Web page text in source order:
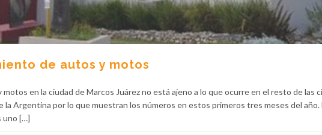
de autos y motos
en la ciudad de Marcos Juárez no está ajeno a lo que ocurre en el resto de las
la Argentina por lo que muestran los números en estos primeros tres meses del año.
uno […]